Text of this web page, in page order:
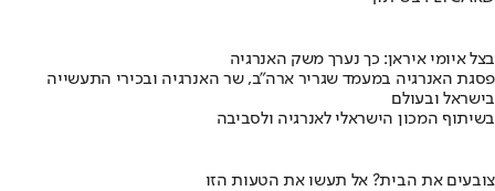
בצל איומי איראן: כך נערך משק האנרגיה
פסגת האנרגיה במעמד שגריר ארה"ב, שר האנרגיה ובכירי התעשייה
בישראל ובעולם
בשיתוף המכון הישראלי לאנרגיה ולסביבה
צובעים את הבית? אל תעשו את הטעות הזו